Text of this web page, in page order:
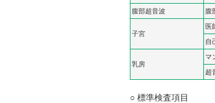
腹部超音波 腹
子宮
医
自
乳房
マ
超
○ 標準検査項目